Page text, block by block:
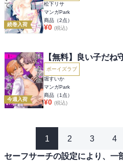
続巻入荷
松下リサ
マンガPark
商品（2点）
¥0 (税込)
今週入荷
【無料】良い子だね
ボーイズラブ
堀すいか
マンガPark
商品（1 点）
¥0 (税込)
1 2 3 4
セーフサーチの設定により、一